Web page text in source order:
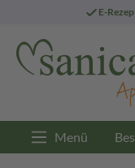
E-
Menü